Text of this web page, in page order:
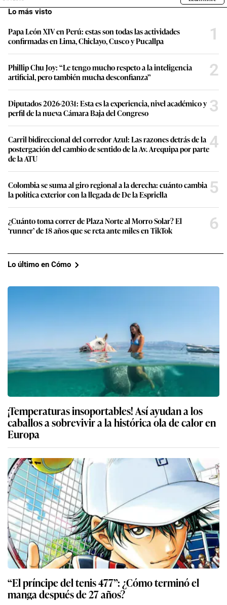
Lo más visto
Papa León XIV en Perú: estas son todas las actividades
confirmadas en Lima, Chiclayo, Cusco y Pucallpa
1
Phillip Chu Joy: “Le tengo mucho respeto a la inteligencia
artificial, pero también mucha desconfianza”
2
Diputados 2026-2031: Esta es la experiencia, nivel académico y
perfil de la nueva Cámara Baja del Congreso
3
Carril bidireccional del corredor Azul: Las razones detrás de la
postergación del cambio de sentido de la Av. Arequipa por parte
de la ATU
4
Colombia se suma al giro regional a la derecha: cuánto cambia
la política exterior con la llegada de De la Espriella
5
¿Cuánto toma correr de Plaza Norte al Morro Solar? El
‘runner’ de 18 años que se reta ante miles en TikTok
6
Lo último en Cómo
¡Temperaturas insoportables! Así ayudan a los
caballos a sobrevivir a la histórica ola de calor en
Europa
“El príncipe del tenis 477”: ¿Cómo terminó el
manga después de 27 años?